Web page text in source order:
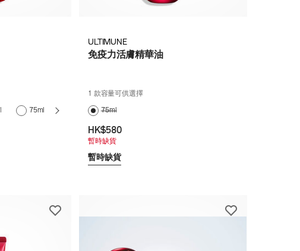
75ml
75ml (補
ULTIMUNE
免疫力活膚精華油
1 款容量可供選擇
75ml
HK$580
暫時缺貨
暫時缺貨